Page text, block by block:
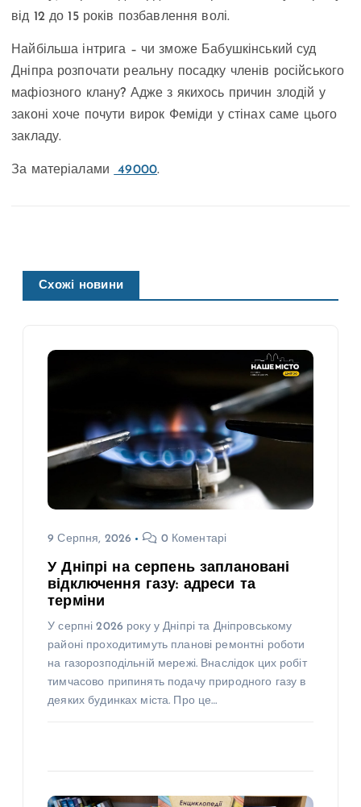
від 12 до 15 років позбавлення волі.
Найбільша інтрига – чи зможе Бабушкінський суд
Дніпра розпочати реальну посадку членів російського
мафіозного клану? Адже з якихось причин злодій у
законі хоче почути вирок Феміди у стінах саме цього
закладу.
За матеріалами 49000.
Схожі новини
9 Серпня, 2026 0 Коментарі
У Дніпрі на серпень заплановані
відключення газу: адреси та
терміни
У серпні 2026 року у Дніпрі та Дніпровському
районі проходитимуть планові ремонтні роботи
на газорозподільній мережі. Внаслідок цих робіт
тимчасово припинять подачу природного газу в
деяких будинках міста. Про це…